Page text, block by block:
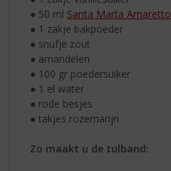
● 50 ml Santa Marta Amaretto
● 1 zakje bakpoeder
● snufje zout
● amandelen
● 100 gr poedersuiker
● 1 el water
● rode besjes
● takjes rozemarijn
Zo maakt u de tulband: